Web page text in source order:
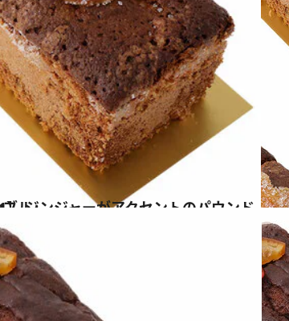
ャンジャンブル」